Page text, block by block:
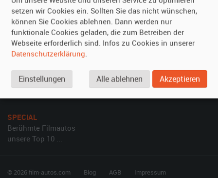
Kundenmeinungen
Service
Vermieten
Oldtimer anmelden
Fragen für Vermieter
Hilfe
Kontakt
SPECIAL
Berühmte Filmautos –
unsere Top 10 ...
© 2026 film-autos.com Blog AGB Impressum
setzen wir Cookies ein. Sollten Sie das nicht wünschen,
können Sie Cookies ablehnen. Dann werden nur
funktionale Cookies geladen, die zum Betreiben der
Webseite erforderlich sind. Infos zu Cookies in unserer
Datenschutzerklärung.
Einstellungen Alle ablehnen Akzeptieren